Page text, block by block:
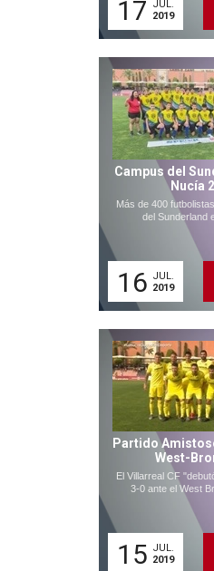
17
JUL.
2019
Campus del
Nucía
Más de 400
del Sunderland
16 JUL.
2019
Partido
West-
El Villarreal CF
3-0 ante el West
15 JUL.
2019